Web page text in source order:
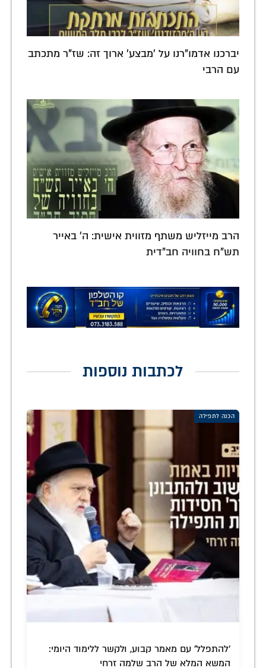
יברכנו אדמו"רנו על 'מבצע' ארוך זה: שז"ר מתכתב
עם הרבי
הרב מייזליש משתף מזווית אישית: ה' באייר
תש"ח בחוויה חב"דית
לכתבות נוספות
הכנה לתפילה
'להתפלל' עם מאמר קבוע, ולקשר ללימוד היומי:
המשא המלא של הרב שלמה זרחי